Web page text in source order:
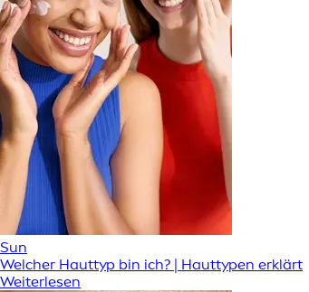
Sun
Welcher Hauttyp bin ich? | Hauttypen erklärt
Weiterlesen